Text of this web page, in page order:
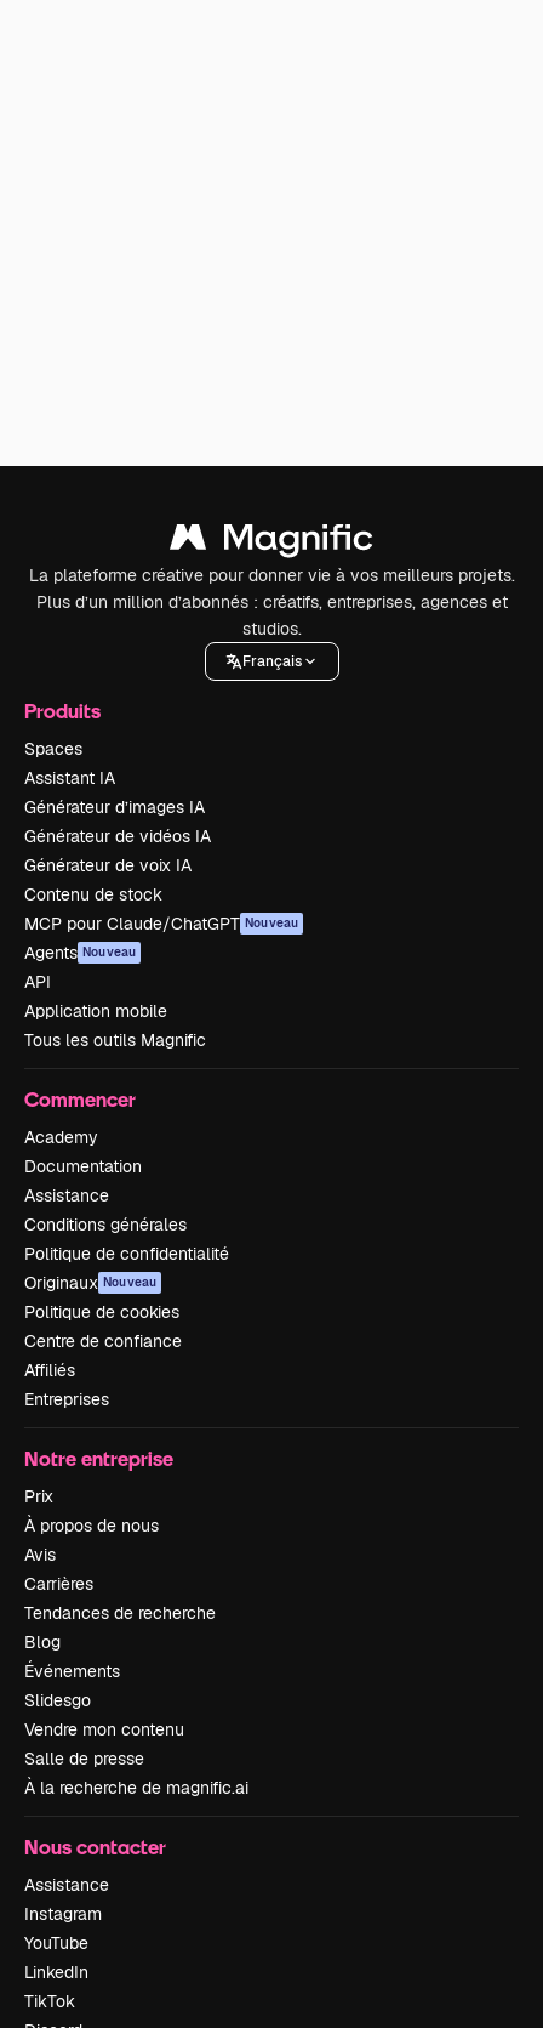
La plateforme créative pour donner vie à vos meilleurs projets.
Plus d’un million d’abonnés : créatifs, entreprises, agences et
studios.
Français
Produits
Spaces
Assistant IA
Générateur d’images IA
Générateur de vidéos IA
Générateur de voix IA
Contenu de stock
MCP pour Claude/ChatGPT Nouveau
Agents Nouveau
API
Application mobile
Tous les outils Magnific
Commencer
Academy
Documentation
Assistance
Conditions générales
Politique de confidentialité
Originaux Nouveau
Politique de cookies
Centre de confiance
Affiliés
Entreprises
Notre entreprise
Prix
À propos de nous
Avis
Carrières
Tendances de recherche
Blog
Événements
Slidesgo
Vendre mon contenu
Salle de presse
À la recherche de magnific.ai
Nous contacter
Assistance
Instagram
YouTube
LinkedIn
TikTok